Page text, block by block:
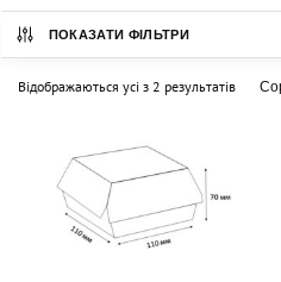
ПОКАЗАТИ ФІЛЬТРИ
Відображаються усі з 2 результатів